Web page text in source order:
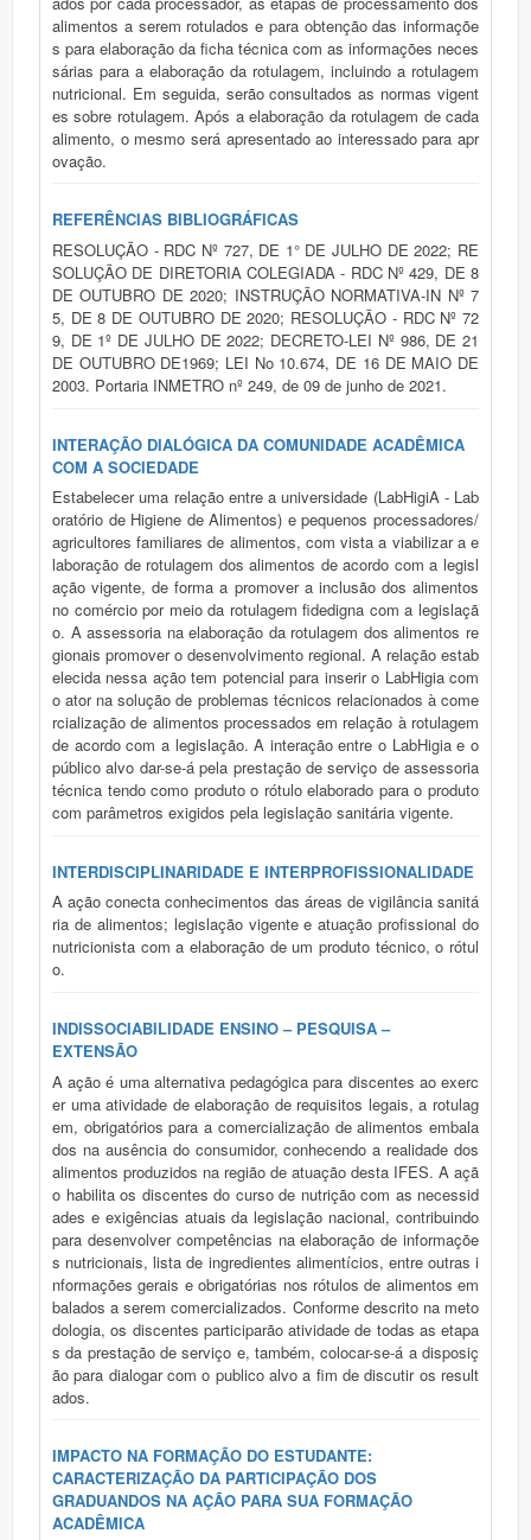
alimentos a serem rotulados e para obtenção das informaçõe
s para elaboração da ficha técnica com as informações neces
sárias para a elaboração da rotulagem, incluindo a rotulagem
nutricional. Em seguida, serão consultados as normas vigent
es sobre rotulagem. Após a elaboração da rotulagem de cada
alimento, o mesmo será apresentado ao interessado para apr
ovação.
REFERÊNCIAS BIBLIOGRÁFICAS
RESOLUÇÃO - RDC Nº 727, DE 1° DE JULHO DE 2022; RE
SOLUÇÃO DE DIRETORIA COLEGIADA - RDC Nº 429, DE 8
DE OUTUBRO DE 2020; INSTRUÇÃO NORMATIVA-IN Nº 7
5, DE 8 DE OUTUBRO DE 2020; RESOLUÇÃO - RDC Nº 72
9, DE 1º DE JULHO DE 2022; DECRETO-LEI Nº 986, DE 21
DE OUTUBRO DE1969; LEI No 10.674, DE 16 DE MAIO DE
2003. Portaria INMETRO nº 249, de 09 de junho de 2021.
INTERAÇÃO DIALÓGICA DA COMUNIDADE ACADÊMICA
COM A SOCIEDADE
Estabelecer uma relação entre a universidade (LabHigiA - Lab
oratório de Higiene de Alimentos) e pequenos processadores/
agricultores familiares de alimentos, com vista a viabilizar a e
laboração de rotulagem dos alimentos de acordo com a legisl
ação vigente, de forma a promover a inclusão dos alimentos
no comércio por meio da rotulagem fidedigna com a legislaçã
o. A assessoria na elaboração da rotulagem dos alimentos re
gionais promover o desenvolvimento regional. A relação estab
elecida nessa ação tem potencial para inserir o LabHigia com
o ator na solução de problemas técnicos relacionados à come
rcialização de alimentos processados em relação à rotulagem
de acordo com a legislação. A interação entre o LabHigia e o
público alvo dar-se-á pela prestação de serviço de assessoria
técnica tendo como produto o rótulo elaborado para o produto
com parâmetros exigidos pela legislação sanitária vigente.
INTERDISCIPLINARIDADE E INTERPROFISSIONALIDADE
A ação conecta conhecimentos das áreas de vigilância sanitá
ria de alimentos; legislação vigente e atuação profissional do
nutricionista com a elaboração de um produto técnico, o rótul
o.
INDISSOCIABILIDADE ENSINO – PESQUISA –
EXTENSÃO
A ação é uma alternativa pedagógica para discentes ao exerc
er uma atividade de elaboração de requisitos legais, a rotulag
em, obrigatórios para a comercialização de alimentos embala
dos na ausência do consumidor, conhecendo a realidade dos
alimentos produzidos na região de atuação desta IFES. A açã
o habilita os discentes do curso de nutrição com as necessid
ades e exigências atuais da legislação nacional, contribuindo
para desenvolver competências na elaboração de informaçõe
s nutricionais, lista de ingredientes alimentícios, entre outras i
nformações gerais e obrigatórias nos rótulos de alimentos em
balados a serem comercializados. Conforme descrito na meto
dologia, os discentes participarão atividade de todas as etapa
s da prestação de serviço e, também, colocar-se-á a disposiç
ão para dialogar com o publico alvo a fim de discutir os result
ados.
IMPACTO NA FORMAÇÃO DO ESTUDANTE:
CARACTERIZAÇÃO DA PARTICIPAÇÃO DOS
GRADUANDOS NA AÇÃO PARA SUA FORMAÇÃO
ACADÊMICA